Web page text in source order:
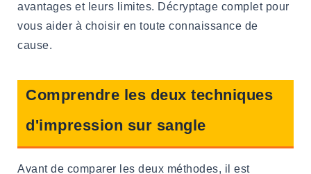
avantages et leurs limites. Décryptage complet pour
vous aider à choisir en toute connaissance de
cause.
Comprendre les deux techniques
d'impression sur sangle
Avant de comparer les deux méthodes, il est